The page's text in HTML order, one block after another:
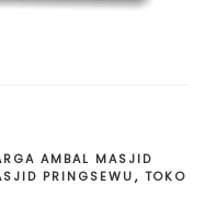
AMBAL MASJID
PRINGSEWU, TOKO